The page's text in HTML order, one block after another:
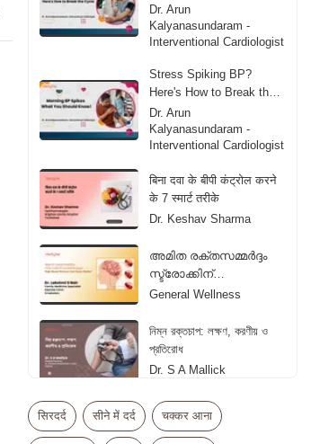
Dr. Arun
Kalyanasundaram -
Interventional Cardiologist
Stress Spiking BP?
Here's How to Break the
Cycle
Dr. Arun
Kalyanasundaram -
Interventional Cardiologist
बिना दवा के बीपी कंट्रोल करने
के 7 स्मार्ट तरीके
Dr. Keshav Sharma
അമിത രക്തസമ്മർദ്ദം
സ്ട്രോക്കിന്
കാരണമാകും! | High
Cause Stroke! |
Malayalam
General Wellness
নিম্ন রক্তচাপ: লক্ষণ, করণীয় ও
প্রতিরোধ
Dr. S A Mallick
রক্তচাপ নিয়ন্ত্রণে রাখার ঘরোয়া
উপায়
सिरदर्द सीने में दर्द चक्कर आना